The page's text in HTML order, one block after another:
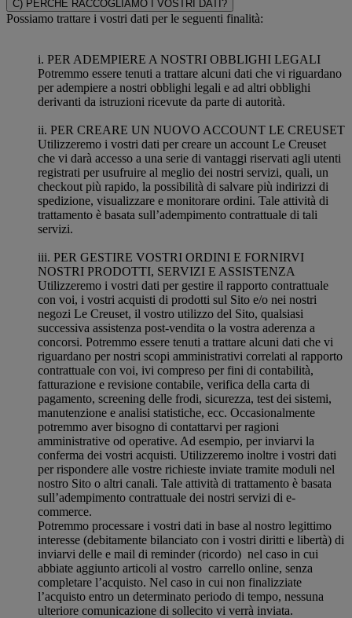
C) PERCHÉ RACCOGLIAMO I VOSTRI DATI?
Possiamo trattare i vostri dati per le seguenti finalità:
i. PER ADEMPIERE A NOSTRI OBBLIGHI LEGALI
Potremmo essere tenuti a trattare alcuni dati che vi riguardano
per adempiere a nostri obblighi legali e ad altri obblighi
derivanti da istruzioni ricevute da parte di autorità.
ii. PER CREARE UN NUOVO ACCOUNT LE CREUSET
Utilizzeremo i vostri dati per creare un account Le Creuset
che vi darà accesso a una serie di vantaggi riservati agli utenti
registrati per usufruire al meglio dei nostri servizi, quali, un
checkout più rapido, la possibilità di salvare più indirizzi di
spedizione, visualizzare e monitorare ordini. Tale attività di
trattamento è basata sull’adempimento contrattuale di tali
servizi.
iii. PER GESTIRE VOSTRI ORDINI E FORNIRVI
NOSTRI PRODOTTI, SERVIZI E ASSISTENZA
Utilizzeremo i vostri dati per gestire il rapporto contrattuale
con voi, i vostri acquisti di prodotti sul Sito e/o nei nostri
negozi Le Creuset, il vostro utilizzo del Sito, qualsiasi
successiva assistenza post-vendita o la vostra aderenza a
concorsi. Potremmo essere tenuti a trattare alcuni dati che vi
riguardano per nostri scopi amministrativi correlati al rapporto
contrattuale con voi, ivi compreso per fini di contabilità,
fatturazione e revisione contabile, verifica della carta di
pagamento, screening delle frodi, sicurezza, test dei sistemi,
manutenzione e analisi statistiche, ecc. Occasionalmente
potremmo aver bisogno di contattarvi per ragioni
amministrative od operative. Ad esempio, per inviarvi la
conferma dei vostri acquisti. Utilizzeremo inoltre i vostri dati
per rispondere alle vostre richieste inviate tramite moduli nel
nostro Sito o altri canali. Tale attività di trattamento è basata
sull’adempimento contrattuale dei nostri servizi di e-
commerce.
Potremmo processare i vostri dati in base al nostro legittimo
interesse (debitamente bilanciato con i vostri diritti e libertà) di
inviarvi delle e mail di reminder (ricordo) nel caso in cui
abbiate aggiunto articoli al vostro carrello online, senza
completare l’acquisto. Nel caso in cui non finalizziate
l’acquisto entro un determinato periodo di tempo, nessuna
ulteriore comunicazione di sollecito vi verrà inviata.